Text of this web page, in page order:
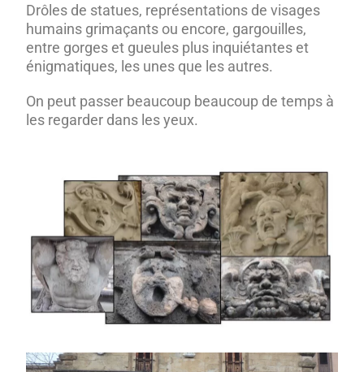
Drôles de statues, représentations de visages
humains grimaçants ou encore, gargouilles,
entre gorges et gueules plus inquiétantes et
énigmatiques, les unes que les autres.
On peut passer beaucoup beaucoup de temps à
les regarder dans les yeux.